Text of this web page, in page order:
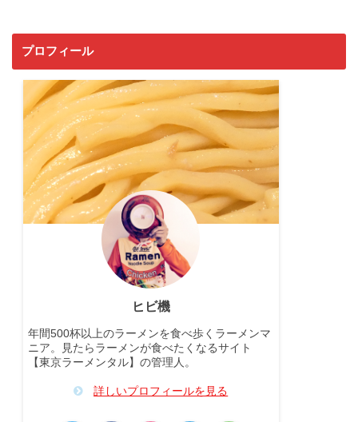
プロフィール
ヒビ機
年間500杯以上のラーメンを食べ歩くラーメンマ
ニア。見たらラーメンが食べたくなるサイト
【東京ラーメンタル】の管理人。
詳しいプロフィールを見る